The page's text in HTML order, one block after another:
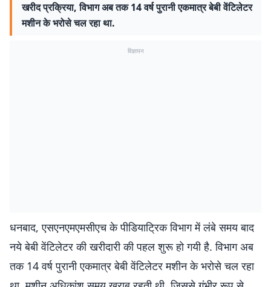
खरीद प्रक्रिया, विभाग अब तक 14 वर्ष पुरानी एकमात्र बेबी वेंटिलेटर
मशीन के भरोसे चल रहा था.
विज्ञापन
धनबाद, एसएनएमएमसीएच के पीडियाट्रिक विभाग में लंबे समय बाद
नये बेबी वेंटिलेटर की खरीदारी की पहल शुरू हो गयी है. विभाग अब
तक 14 वर्ष पुरानी एकमात्र बेबी वेंटिलेटर मशीन के भरोसे चल रहा